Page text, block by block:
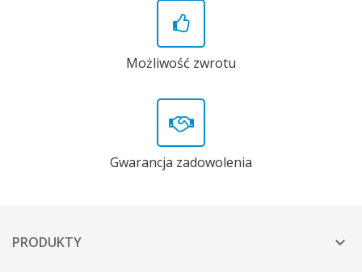
Możliwość zwrotu
Gwarancja zadowolenia
PRODUKTY 